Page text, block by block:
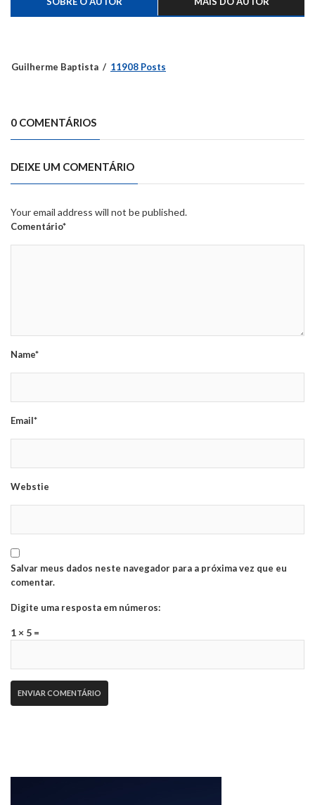
Guilherme Baptista 11908 Posts
0 COMENTÁRIOS
DEIXE UM COMENTÁRIO
Your email address will not be published.
Comentário*
Name*
Email*
Webstie
Salvar meus dados neste navegador para a próxima vez que eu
comentar.
Digite uma resposta em números:
1 × 5 =